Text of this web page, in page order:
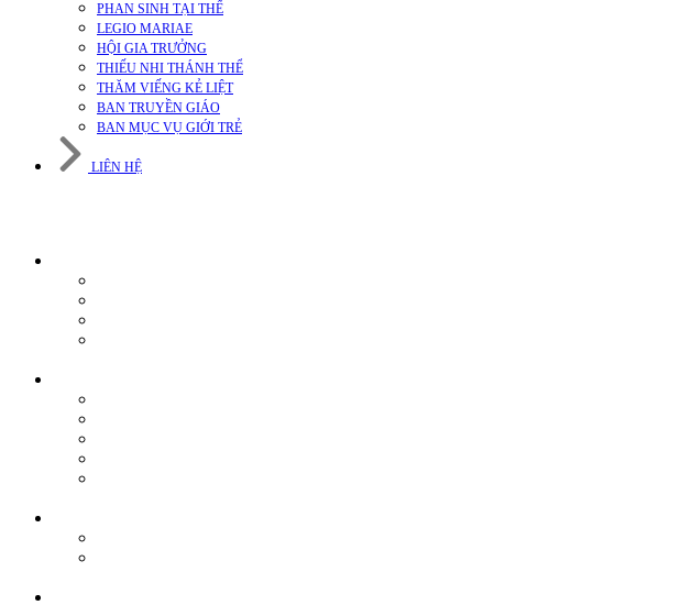
PHAN SINH TẠI THẾ
LEGIO MARIAE
HỘI GIA TRƯỞNG
THIẾU NHI THÁNH THỂ
THĂM VIẾNG KẺ LIỆT
BAN TRUYỀN GIÁO
BAN MỤC VỤ GIỚI TRẺ
LIÊN HỆ